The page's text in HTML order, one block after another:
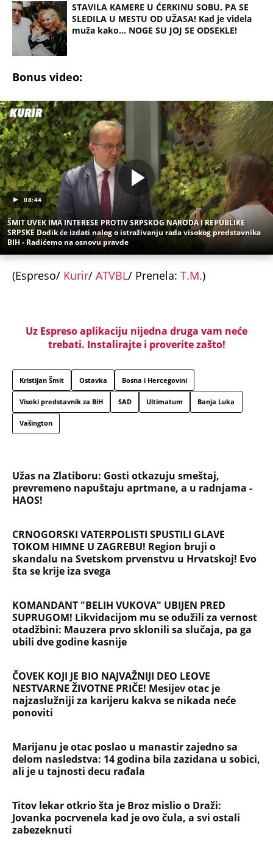
STAVILA KAMERE U ĆERKINU SOBU, PA SE
SLEDILA U MESTU OD UŽASA! Kad je videla
muža kako... NOGE SU JOJ SE ODSEKLE!
Bonus video:
08:44
ŠMIT UVEK IMA INTERESE PROTIV SRPSKOG NARODA I REPUBLIKE
SRPSKE Dodik će izdati nalog o istraživanju rada visokog predstavnika
BIH - Radićemo na osnovu pravde
(Espreso/ Kurir/ ATVBL/ Prenela: T.M.)
Uz Espreso aplikaciju nijedna druga vam neće
trebati. Instalirajte i proverite zašto!
Kristijan Šmit Ostavka Bosna i Hercegovini
Visoki predstavnik za BiH SAD Ultimatum Banja Luka
Vašington
Užas na Zlatiboru: Gosti otkazuju smeštaj,
prevremeno napuštaju aprtmane, a u radnjama -
HAOS!
CRNOGORSKI VATERPOLISTI SPUSTILI GLAVE
TOKOM HIMNE U ZAGREBU! Region bruji o
skandalu na Svetskom prvenstvu u Hrvatskoj! Evo
šta se krije iza svega
KOMANDANT "BELIH VUKOVA" UBIJEN PRED
SUPRUGOM! Likvidacijom mu se odužili za vernost
otadžbini: Mauzera prvo sklonili sa slučaja, pa ga
ubili dve godine kasnije
ČOVEK KOJI JE BIO NAJVAŽNIJI DEO LEOVE
NESTVARNE ŽIVOTNE PRIČE! Mesijev otac je
najzaslužniji za karijeru kakva se nikada neće
ponoviti
Marijanu je otac poslao u manastir zajedno sa
delom nasledstva: 14 godina bila zazidana u sobici,
ali je u tajnosti decu rađala
Titov lekar otkrio šta je Broz mislio o Draži:
Jovanka pocrvenela kad je ovo čula, a svi ostali
zabezeknuti